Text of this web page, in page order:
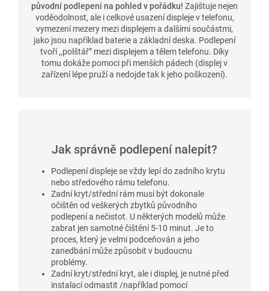
původní podlepení na pohled v pořádku! Zajištuje nejen
voděodolnost, ale i celkové usazení displeje v telefonu,
vymezení mezery mezi displejem a dalšími součástmi,
jako jsou například baterie a základní deska. Podlepení
tvoří ,,polštář” mezi displejem a tělem telefonu. Díky
tomu dokáže pomoci při menších pádech (displej v
zařízení lépe pruží a nedojde tak k jeho poškození).
Jak správně podlepení nalepit?
Podlepení displeje se vždy lepí do zadního krytu
nebo středového rámu telefonu.
Zadní kryt/střední rám musí být dokonale
očištěn od veškerých zbytků původního
podlepení a nečistot. U některých modelů může
zabrat jen samotné čištění 5-10 minut. Je to
proces, který je velmi podceňován a jeho
zanedbání může způsobit v budoucnu
problémy.
Zadní kryt/střední kryt, ale i displej, je nutné před
instalací odmastit /například pomocí